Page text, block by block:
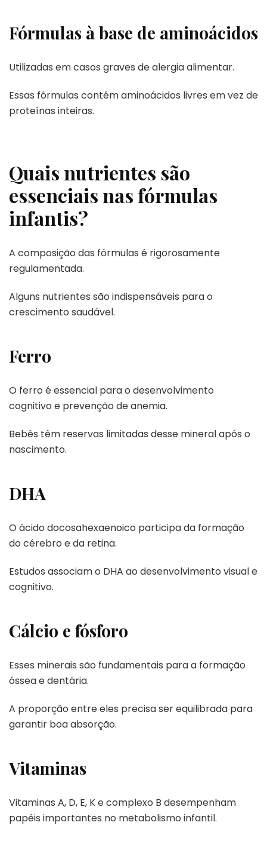
Fórmulas à base de aminoácidos
Utilizadas em casos graves de alergia alimentar.
Essas fórmulas contêm aminoácidos livres em vez de
proteínas inteiras.
Quais nutrientes são
essenciais nas fórmulas
infantis?
A composição das fórmulas é rigorosamente
regulamentada.
Alguns nutrientes são indispensáveis para o
crescimento saudável.
Ferro
O ferro é essencial para o desenvolvimento
cognitivo e prevenção de anemia.
Bebês têm reservas limitadas desse mineral após o
nascimento.
DHA
O ácido docosahexaenoico participa da formação
do cérebro e da retina.
Estudos associam o DHA ao desenvolvimento visual e
cognitivo.
Cálcio e fósforo
Esses minerais são fundamentais para a formação
óssea e dentária.
A proporção entre eles precisa ser equilibrada para
garantir boa absorção.
Vitaminas
Vitaminas A, D, E, K e complexo B desempenham
papéis importantes no metabolismo infantil.